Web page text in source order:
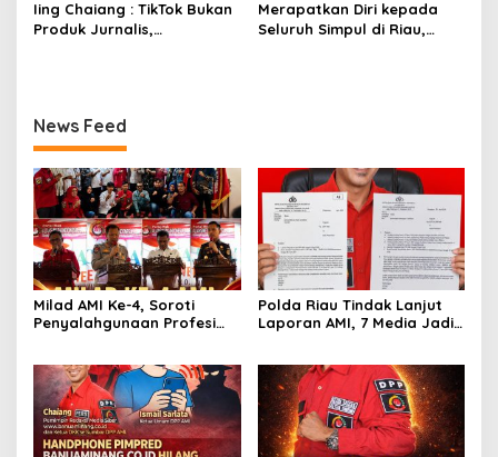
Keadilan ke Polda Sumbar
Iing Chaiang : TikTok Bukan
Produk Jurnalis,
Merapatkan Diri kepada
Seluruh Simpul di Riau,
News Feed
Milad AMI Ke-4, Soroti
Penyalahgunaan Profesi
Polda Riau Tindak Lanjut
Laporan AMI, 7 Media Jadi